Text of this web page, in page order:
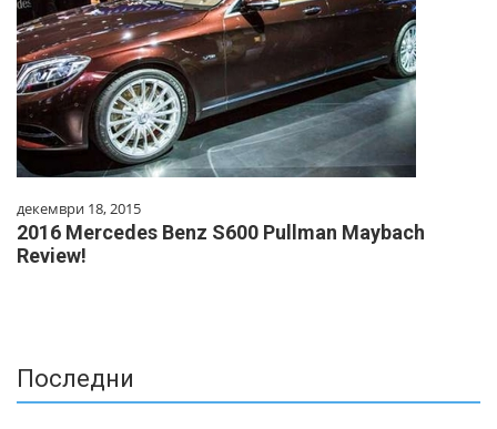
декември 18, 2015
2016 Mercedes Benz S600 Pullman Maybach
Review!
Последни